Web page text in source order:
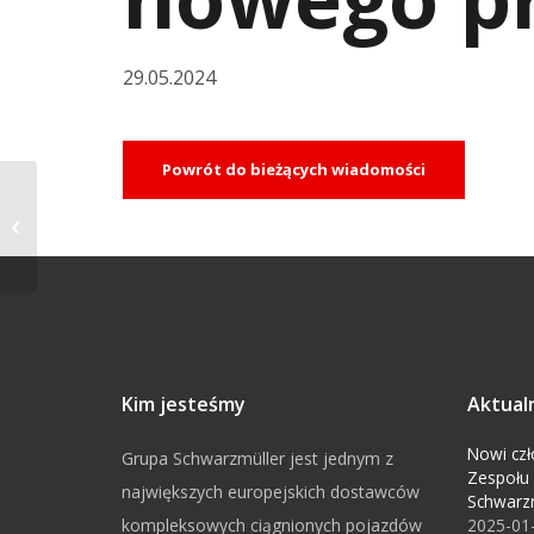
29.05.2024
Powrót do bieżących wiadomości
Kim jesteśmy
Grupa Schwarzmüller jest jednym z
największych europejskich dostawców
kompleksowych ciągnionych pojazdów
Nowi
2025-